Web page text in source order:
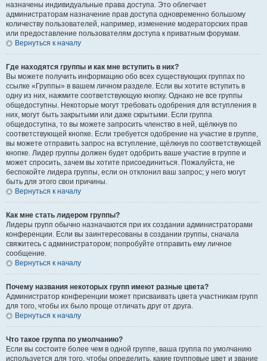
назначены индивидуальные права доступа. Это облегчает
администраторам назначение прав доступа одновременно большому
количеству пользователей, например, изменение модераторских прав
или предоставление пользователям доступа к приватным форумам.
Вернуться к началу
Где находятся группы и как мне вступить в них?
Вы можете получить информацию обо всех существующих группах по
ссылке «Группы» в вашем личном разделе. Если вы хотите вступить в
одну из них, нажмите соответствующую кнопку. Однако не все группы
общедоступны. Некоторые могут требовать одобрения для вступления в
них, могут быть закрытыми или даже скрытыми. Если группа
общедоступна, то вы можете запросить членство в ней, щёлкнув по
соответствующей кнопке. Если требуется одобрение на участие в группе,
вы можете отправить запрос на вступление, щёлкнув по соответствующей
кнопке. Лидер группы должен будет одобрить ваше участие в группе и
может спросить, зачем вы хотите присоединиться. Пожалуйста, не
беспокойте лидера группы, если он отклонил ваш запрос; у него могут
быть для этого свои причины.
Вернуться к началу
Как мне стать лидером группы?
Лидеры групп обычно назначаются при их создании администраторами
конференции. Если вы заинтересованы в создании группы, сначала
свяжитесь с администратором; попробуйте отправить ему личное
сообщение.
Вернуться к началу
Почему названия некоторых групп имеют разные цвета?
Администратор конференции может присваивать цвета участникам групп
для того, чтобы их было проще отличать друг от друга.
Вернуться к началу
Что такое группа по умолчанию?
Если вы состоите более чем в одной группе, ваша группа по умолчанию
используется для того, чтобы определить, какие групповые цвет и звание